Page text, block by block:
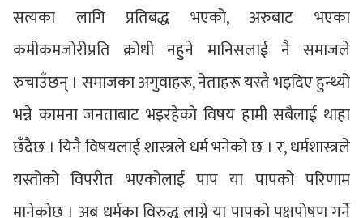
सत्यका लागि प्रतिबद्ध भएको, अरुबाट भएका
कमीकमजोरीप्रति क्रोधी नहुने मानिसलाई नै समाजले
रुचाउँछन् । समाजका अगुवाहरू, नेताहरू यस्तै भइदिए हुन्थ्यो
भन्ने कामना जनताबाट भइरहेको विषय हामी सबैलाई थाहा
छँदैछ । यिनै विषयलाई शास्त्रले धर्म भनेको छ । र, धर्मशास्त्रले
यस्तोको विपरीत भएकोलाई पाप या पापको परिणाम
मानेकोछ । अब धर्मका विरुद्ध लाग्ने या पापको पक्षपोषण गर्ने